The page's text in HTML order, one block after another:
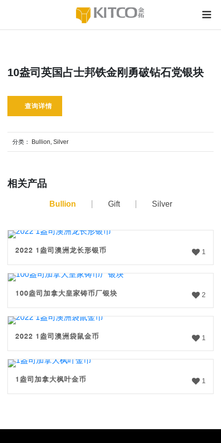
10盎司英国占士邦铁金刚勇破钻石党银块
查询详情
分类： Bullion, Silver
相关产品
Bullion Gift Silver
1
2022 1盎司澳洲龙长形银币
2
100盎司加拿大皇家铸币厂银块
1
2022 1盎司澳洲袋鼠金币
1
1盎司加拿大枫叶金币